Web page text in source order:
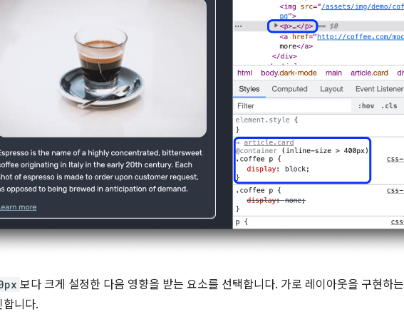
보다 크게 설정한 다음 영향을 받는 요소를 선택합니다. 가로 레이아웃을 구현하는
합니다.